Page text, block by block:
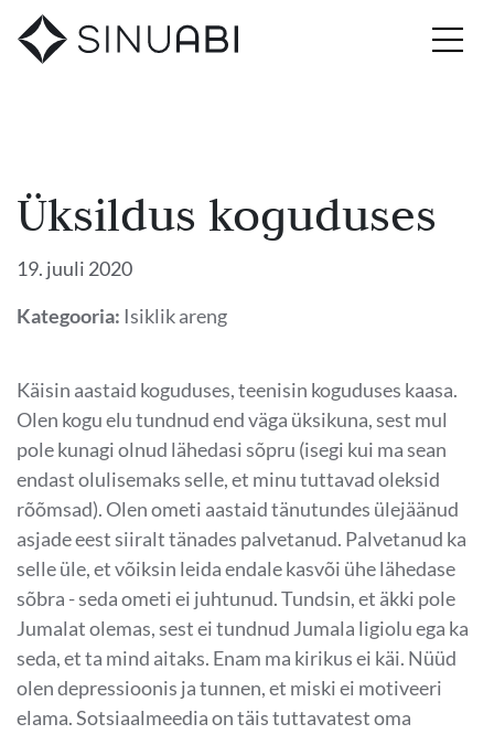
Üksildus koguduses
19. juuli 2020
Kategooria: Isiklik areng
Käisin aastaid koguduses, teenisin koguduses kaasa.
Olen kogu elu tundnud end väga üksikuna, sest mul
pole kunagi olnud lähedasi sõpru (isegi kui ma sean
endast olulisemaks selle, et minu tuttavad oleksid
rõõmsad). Olen ometi aastaid tänutundes ülejäänud
asjade eest siiralt tänades palvetanud. Palvetanud ka
selle üle, et võiksin leida endale kasvõi ühe lähedase
sõbra - seda ometi ei juhtunud. Tundsin, et äkki pole
Jumalat olemas, sest ei tundnud Jumala ligiolu ega ka
seda, et ta mind aitaks. Enam ma kirikus ei käi. Nüüd
olen depressioonis ja tunnen, et miski ei motiveeri
elama. Sotsiaalmeedia on täis tuttavatest oma